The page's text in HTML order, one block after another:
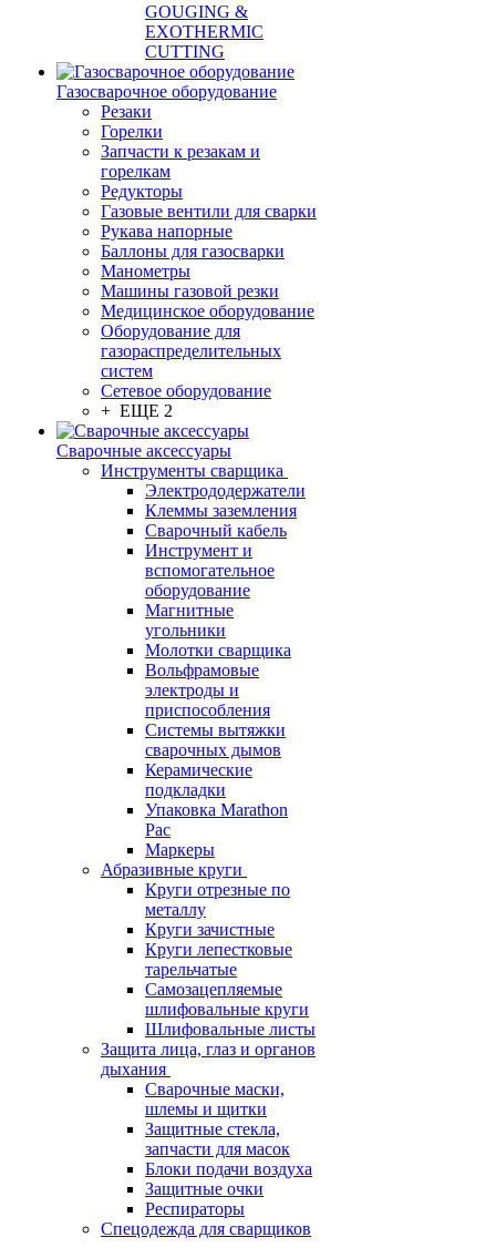
GOUGING &
EXOTHERMIC
CUTTING
Газосварочное оборудование
Резаки
Горелки
Запчасти к резакам и
горелкам
Редукторы
Газовые вентили для сварки
Рукава напорные
Баллоны для газосварки
Манометры
Машины газовой резки
Медицинское оборудование
Оборудование для
газораспределительных
систем
Сетевое оборудование
+ ЕЩЕ 2
Сварочные аксессуары
Инструменты сварщика
Электрододержатели
Клеммы заземления
Сварочный кабель
Инструмент и
вспомогательное
оборудование
Магнитные
угольники
Молотки сварщика
Вольфрамовые
электроды и
приспособления
Системы вытяжки
сварочных дымов
Керамические
подкладки
Упаковка Marathon
Pac
Маркеры
Абразивные круги
Круги отрезные по
металлу
Круги зачистные
Круги лепестковые
тарельчатые
Самозацепляемые
шлифовальные круги
Шлифовальные листы
Защита лица, глаз и органов
дыхания
Сварочные маски,
шлемы и щитки
Защитные стекла,
запчасти для масок
Блоки подачи воздуха
Защитные очки
Респираторы
Спецодежда для сварщиков